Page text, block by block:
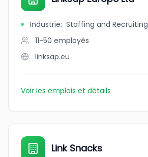
Industrie: Staffing and Recruiting
11-50 employés
linksap.eu
Voir les emplois et détails
Link Snacks